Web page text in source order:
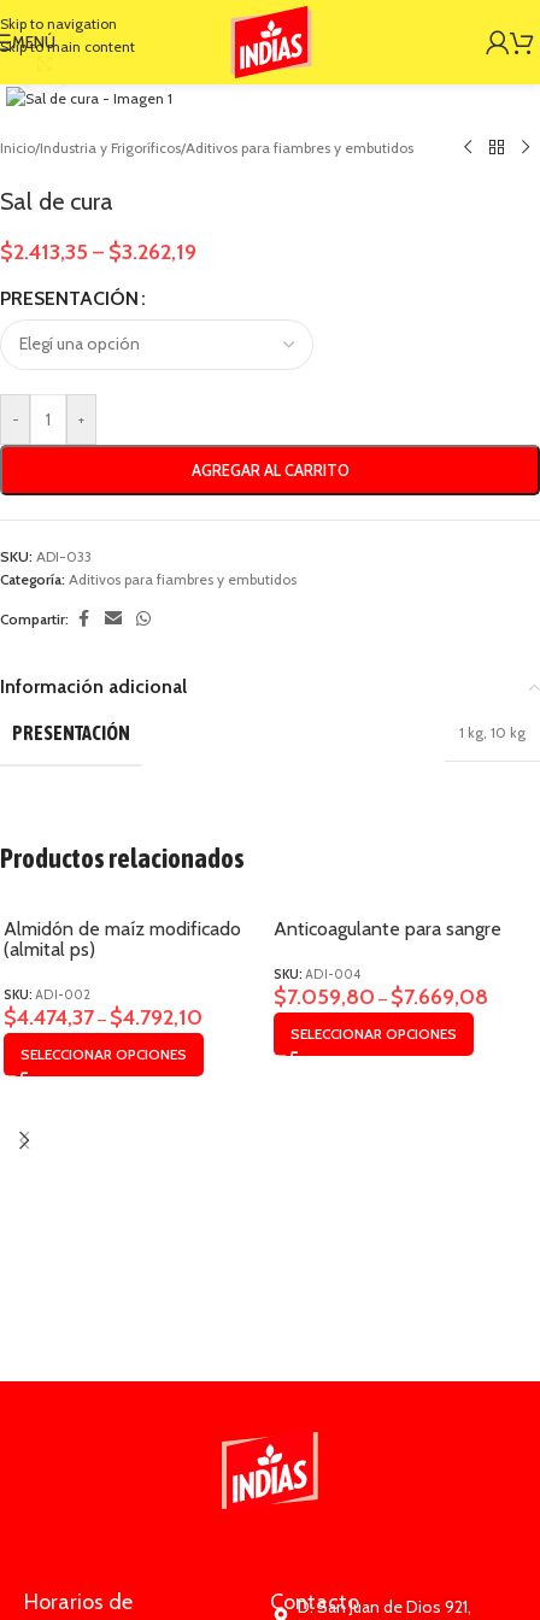
Skip to navigation
Skip to main content
MENÚ
Inicio/Industria y Frigoríficos/Aditivos para fiambres y embutidos
Sal de cura
$2.413,35 – $3.262,19
PRESENTACIÓN
- +
AGREGAR AL CARRITO
SKU: ADI-033
Categoría: Aditivos para fiambres y embutidos
Compartir:
Información adicional
PRESENTACIÓN 1 kg, 10 kg
Productos relacionados
Almidón de maíz modificado
(almital ps)
SKU: ADI-002
$4.474,37 – $4.792,10
SELECCIONAR OPCIONES
Anticoagulante para sangre
SKU: ADI-004
$7.059,80 – $7.669,08
SELECCIONAR OPCIONES
Horarios de Contacto
D: San Juan de Dios 921,